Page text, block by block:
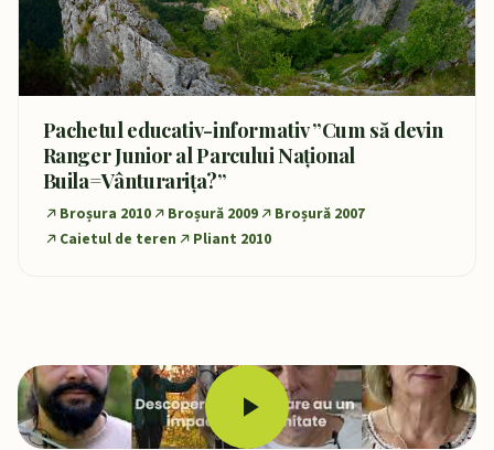
Pachetul educativ-informativ ”Cum să devin
Ranger Junior al Parcului Național
Buila=Vânturarița?”
Broșura 2010 Broșură 2009
Broșură 2007
Caietul de teren
Pliant 2010